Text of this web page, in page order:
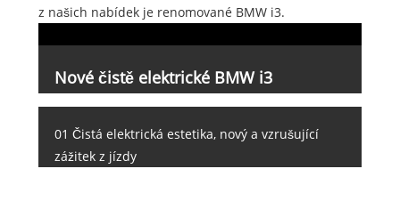
z našich nabídek je renomované BMW i3.
Nové čistě elektrické BMW i3
01 Čistá elektrická estetika, nový a vzrušující
zážitek z jízdy